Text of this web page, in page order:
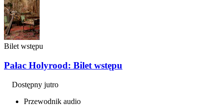
Bilet wstępu
Pałac Holyrood: Bilet wstępu
Dostępny jutro
Przewodnik audio